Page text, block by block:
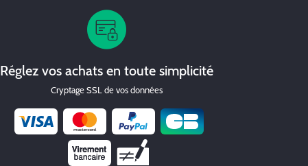
Réglez vos achats en toute simplicité
Cryptage SSL de vos données
Chèque